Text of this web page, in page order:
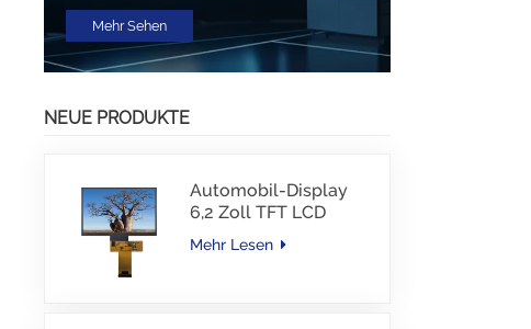
Mehr Sehen
NEUE PRODUKTE
Automobil-Display
6,2 Zoll TFT LCD
1024*600 IPS TFT-
Schnittstellentreiber-
Mehr Lesen